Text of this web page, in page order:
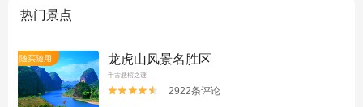
热门景点
随买随用 龙虎山风景名胜区
千古悬棺之谜

 2922条评论